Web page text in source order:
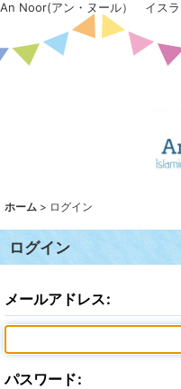
An Noor(アン・ヌール） イスラ
ホーム > ログイン
ログイン
メールアドレス:
パスワード: